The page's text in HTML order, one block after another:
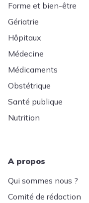
Forme et bien-être
Gériatrie
Hôpitaux
Médecine
Médicaments
Obstétrique
Santé publique
Nutrition
A propos
Qui sommes nous ?
Comité de rédaction